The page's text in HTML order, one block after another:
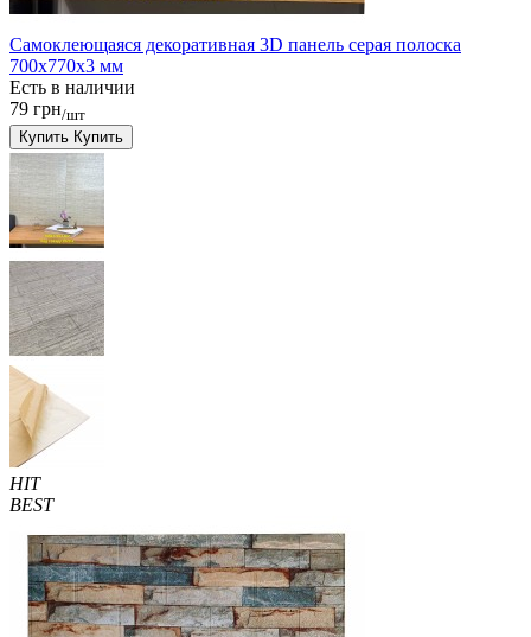
Самоклеющаяся декоративная 3D панель серая полоска
700x770x3 мм
Есть в наличии
79 грн/шт
Купить Купить
HIT
BEST